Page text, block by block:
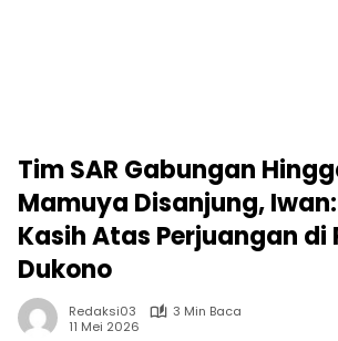
Tim SAR Gabungan
Mamuya Disanjung,
Kasih Atas Perjuangan di
Dukono
Redaksi03
3 Min Baca
11 Mei 2026